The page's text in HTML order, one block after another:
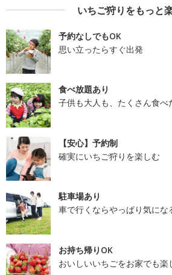
いちご狩りをもっと
予約なしでもOK
思い立ったらすぐ出発
食べ放題あり
子供も大人も、たくさん食べ
【安心】予約制
確実にいちご狩りを楽しむ
駐車場あり
車で行くならやっぱり気にな
お持ち帰りOK
おいしいいちごをお家でも楽